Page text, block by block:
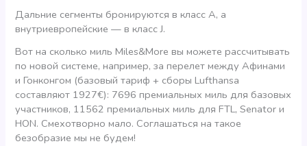
Дальние сегменты бронируются в класс А, а
внутриевропейские — в класс J.
Вот на сколько миль Miles&More вы можете рассчитывать
по новой системе, например, за перелет между Афинами
и Гонконгом (базовый тариф + сборы Lufthansa
составляют 1927€): 7696 премиальных миль для базовых
участников, 11562 премиальных миль для FTL, Senator и
HON. Смехотворно мало. Соглашаться на такое
безобразие мы не будем!